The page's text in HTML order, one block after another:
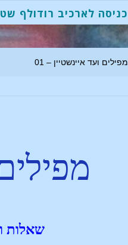
כניסה לארכיב רודולף
מפילים ועד איינשטיין – 01
שאלות